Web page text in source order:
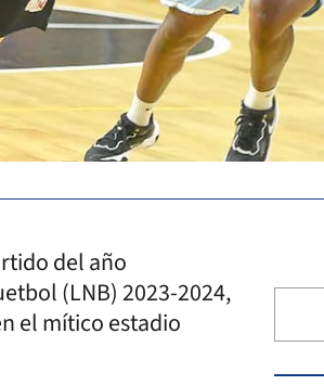
del año
(LNB) 2023-2024,
el mítico estadio